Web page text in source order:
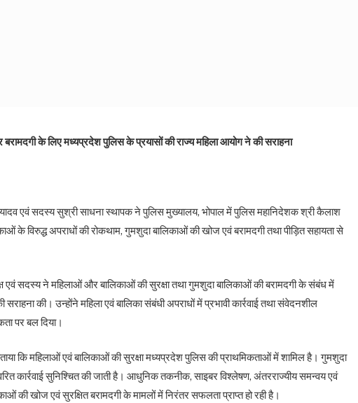
बरामदगी के लिए मध्यप्रदेश पुलिस के प्रयासों की राज्य महिला आयोग ने की सराहना
यादव एवं सदस्य सुश्री साधना स्थापक ने पुलिस मुख्यालय, भोपाल में पुलिस महानिदेशक श्री कैलाश
के विरुद्ध अपराधों की रोकथाम, गुमशुदा बालिकाओं की खोज एवं बरामदगी तथा पीड़ित सहायता से
एवं सदस्य ने महिलाओं और बालिकाओं की सुरक्षा तथा गुमशुदा बालिकाओं की बरामदगी के संबंध में
सराहना की। उन्होंने महिला एवं बालिका संबंधी अपराधों में प्रभावी कार्रवाई तथा संवेदनशील
पर बल दिया।
कि महिलाओं एवं बालिकाओं की सुरक्षा मध्यप्रदेश पुलिस की प्राथमिकताओं में शामिल है। गुमशुदा
कार्रवाई सुनिश्चित की जाती है। आधुनिक तकनीक, साइबर विश्लेषण, अंतरराज्यीय समन्वय एवं
की खोज एवं सुरक्षित बरामदगी के मामलों में निरंतर सफलता प्राप्त हो रही है।